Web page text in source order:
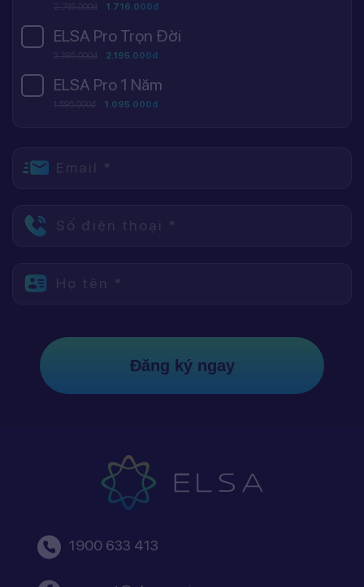
2.745.000đ 1.716.000đ
ELSA Pro Trọn Đời
3.395.000đ 2.195.000đ
ELSA Pro 1 Năm
1.595.000đ 1.095.000đ
Email *
Số điện thoại *
Họ tên *
Đăng ký ngay
1900 633 413